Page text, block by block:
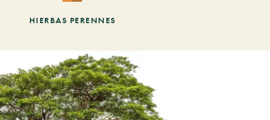
HIERBAS PERENNES